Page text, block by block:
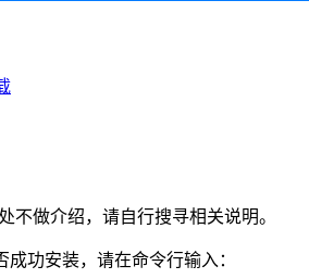
不做介绍，请自行搜寻相关说明。
功安装，请在命令行输入：